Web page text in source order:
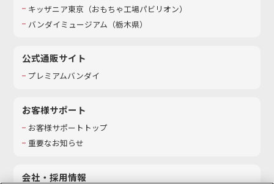
キッザニア東京（おもちゃ工場パビリオン）​
バンダイミュージアム（栃木県）
公式通販サイト
プレミアムバンダイ
お客様サポート
お客様サポートトップ
重要なお知らせ
会社・採用情報